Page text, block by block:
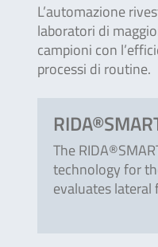
L’automazione
laboratori di
campioni con
processi di routine.
The
technology for
evaluates